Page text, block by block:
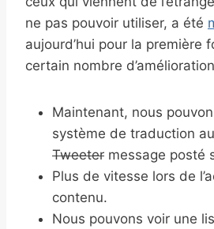
ne pas pouvoir utiliser, a été
aujourd’hui pour la première
certain nombre
Maintenant, nous
système de traduction
Tweeter message posté
Plus de vitesse lors de
contenu.
Nous pouvons voir une